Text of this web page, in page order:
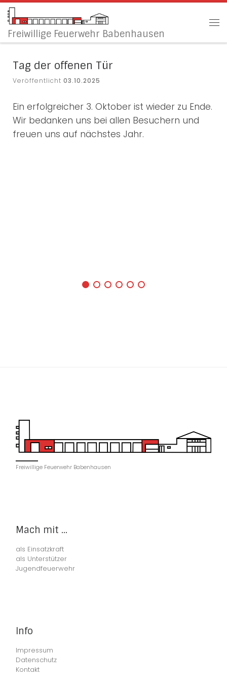
Zum Inhalt springen
Freiwillige Feuerwehr Babenhausen
Tag der offenen Tür
Veröffentlicht 03.10.2025
Ein erfolgreicher 3. Oktober ist wieder zu Ende.
Wir bedanken uns bei allen Besuchern und
freuen uns auf nächstes Jahr.
Freiwillige Feuerwehr Babenhausen
Mach mit ...
als Einsatzkraft
als Unterstützer
Jugendfeuerwehr
Info
Impressum
Datenschutz
Kontakt